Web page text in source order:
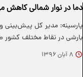
دما در نوار شمالی کاهش
پارسینه: مدیر کل پیش‌بینی
بارشی در نقاط مختلف
۸ آبان ۱۳۹۶